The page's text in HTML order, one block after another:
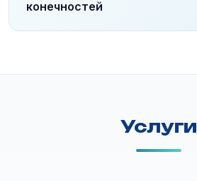
конечностей
Услуги